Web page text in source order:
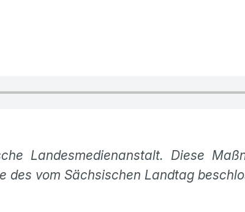
Landesmedienanstalt. Diese
des vom Sächsischen Landtag